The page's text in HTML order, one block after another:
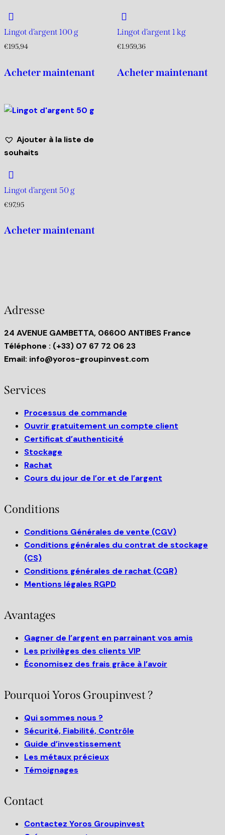
Lingot d’argent 100 g
€195,94
Acheter maintenant
Lingot d’argent 1 kg
€1.959,36
Acheter maintenant
Ajouter à la liste de
souhaits
Lingot d’argent 50 g
€97,95
Acheter maintenant
Adresse
24 AVENUE GAMBETTA, 06600 ANTIBES France
Téléphone : (+33) 07 67 72 06 23
Email: info@yoros-groupinvest.com
Services
Processus de commande
Ouvrir gratuitement un compte client
Certificat d’authenticité
Stockage
Rachat
Cours du jour de l’or et de l’argent
Conditions
Conditions Générales de vente (CGV)
Conditions générales du contrat de stockage
(CS)
Conditions générales de rachat (CGR)
Mentions légales RGPD
Avantages
Gagner de l’argent en parrainant vos amis
Les privilèges des clients VIP
Économisez des frais grâce à l’avoir
Pourquoi Yoros Groupinvest ?
Qui sommes nous ?
Sécurité, Fiabilité, Contrôle
Guide d’investissement
Les métaux précieux
Témoignages
Contact
Contactez Yoros Groupinvest